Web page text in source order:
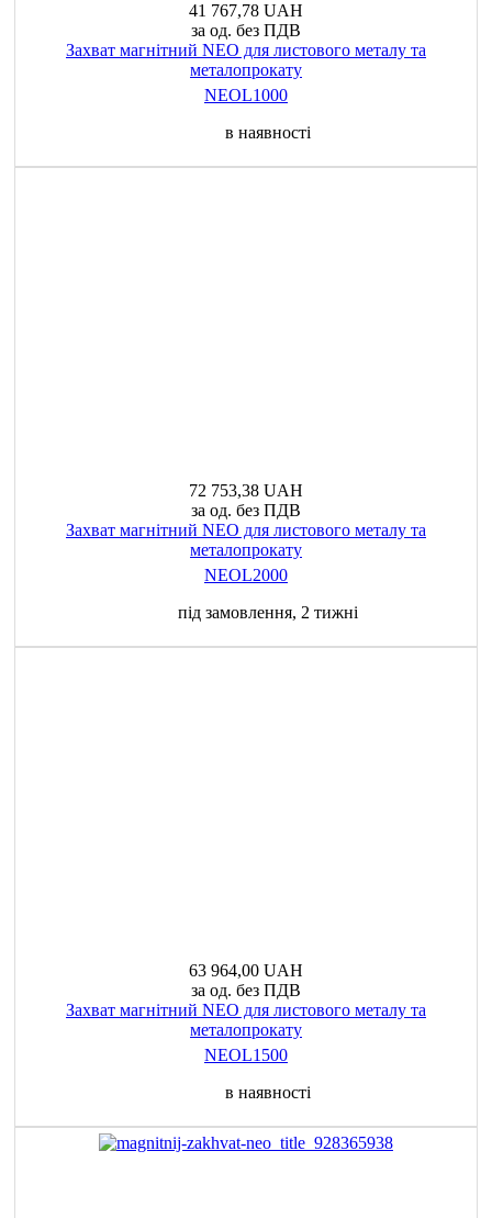
41 767,78 UAH
за од. без ПДВ
Захват магнітний NEO для листового металу та
металопрокату
NEOL1000
в наявності
72 753,38 UAH
за од. без ПДВ
Захват магнітний NEO для листового металу та
металопрокату
NEOL2000
під замовлення, 2 тижні
63 964,00 UAH
за од. без ПДВ
Захват магнітний NEO для листового металу та
металопрокату
NEOL1500
в наявності